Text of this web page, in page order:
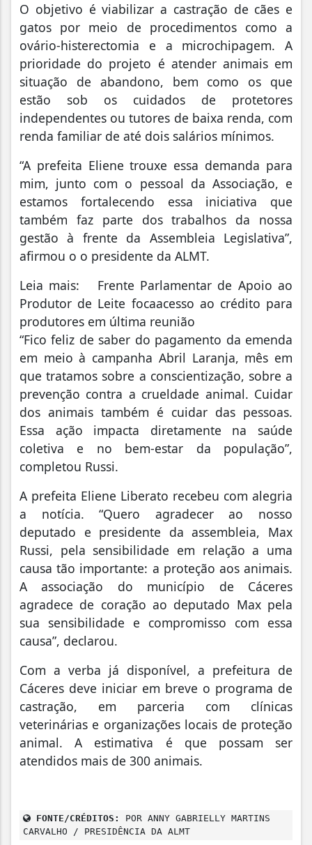
O objetivo é viabilizar a castração de cães e
gatos por meio de procedimentos como a
ovário-histerectomia e a microchipagem. A
prioridade do projeto é atender animais em
situação de abandono, bem como os que
estão sob os cuidados de protetores
independentes ou tutores de baixa renda, com
renda familiar de até dois salários mínimos.
“A prefeita Eliene trouxe essa demanda para
mim, junto com o pessoal da Associação, e
estamos fortalecendo essa iniciativa que
também faz parte dos trabalhos da nossa
gestão à frente da Assembleia Legislativa”,
afirmou o o presidente da ALMT.
Leia mais:
Frente Parlamentar de Apoio ao
Produtor de Leite focaacesso ao crédito para
produtores em última reunião
“Fico feliz de saber do pagamento da emenda
em meio à campanha Abril Laranja, mês em
que tratamos sobre a conscientização, sobre a
prevenção contra a crueldade animal. Cuidar
dos animais também é cuidar das pessoas.
Essa ação impacta diretamente na saúde
coletiva e no bem-estar da população”,
completou Russi.
A prefeita Eliene Liberato recebeu com alegria
a notícia. “Quero agradecer ao nosso
deputado e presidente da assembleia, Max
Russi, pela sensibilidade em relação a uma
causa tão importante: a proteção aos animais.
A associação do município de Cáceres
agradece de coração ao deputado Max pela
sua sensibilidade e compromisso com essa
causa”, declarou.
Com a verba já disponível, a prefeitura de
Cáceres deve iniciar em breve o programa de
castração, em parceria com clínicas
veterinárias e organizações locais de proteção
animal. A estimativa é que possam ser
atendidos mais de 300 animais.
FONTE/CRÉDITOS:
POR ANNY GABRIELLY MARTINS
CARVALHO / PRESIDÊNCIA DA ALMT